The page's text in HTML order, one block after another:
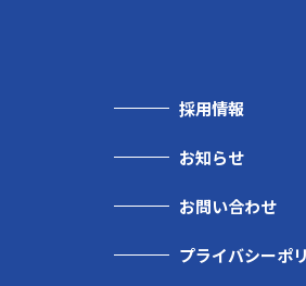
採用情報
お知らせ
お問い合わせ
プライバシーポ